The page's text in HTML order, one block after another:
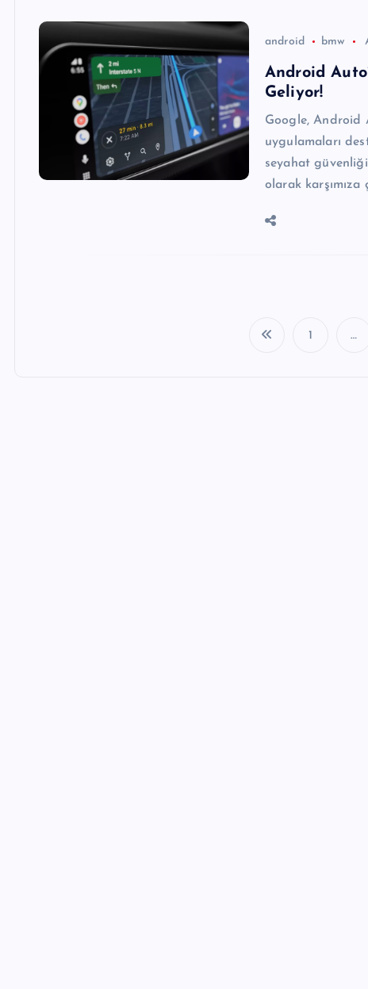
android bmw
Android
Geliyor!
Google, Android
uygulamaları
seyahat
olarak karşımıza
1 …